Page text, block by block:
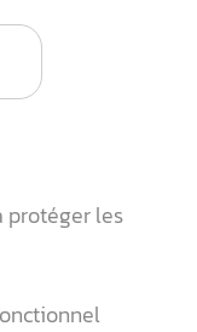
protéger les